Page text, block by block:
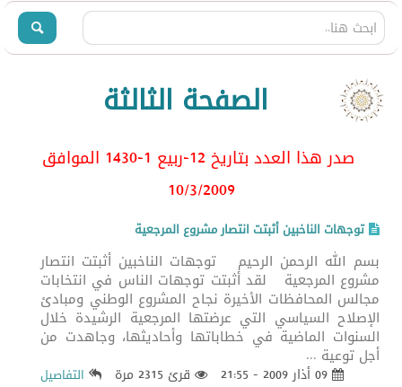
الصفحة الثالثة
صدر هذا العدد بتاريخ 12-ربيع 1-1430 الموافق
10/3/2009
توجهات الناخبين أثبتت انتصار مشروع المرجعية
بسم الله الرحمن الرحيم توجهات الناخبين أثبتت انتصار
مشروع المرجعية لقد أثبتت توجهات الناس في انتخابات
مجالس المحافظات الأخيرة نجاح المشروع الوطني ومبادئ
الإصلاح السياسي التي عرضتها المرجعية الرشيدة خلال
السنوات الماضية في خطاباتها وأحاديثها، وجاهدت من
أجل توعية ...
قرئ 2315 مرة
التفاصيل